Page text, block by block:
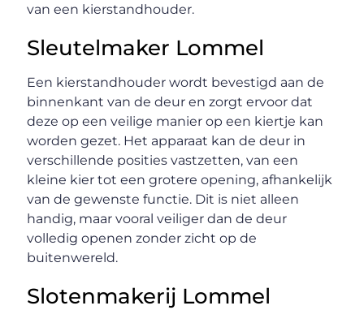
van een kierstandhouder.
Sleutelmaker Lommel
Een kierstandhouder wordt bevestigd aan de
binnenkant van de deur en zorgt ervoor dat
deze op een veilige manier op een kiertje kan
worden gezet. Het apparaat kan de deur in
verschillende posities vastzetten, van een
kleine kier tot een grotere opening, afhankelijk
van de gewenste functie. Dit is niet alleen
handig, maar vooral veiliger dan de deur
volledig openen zonder zicht op de
buitenwereld.
Slotenmakerij Lommel